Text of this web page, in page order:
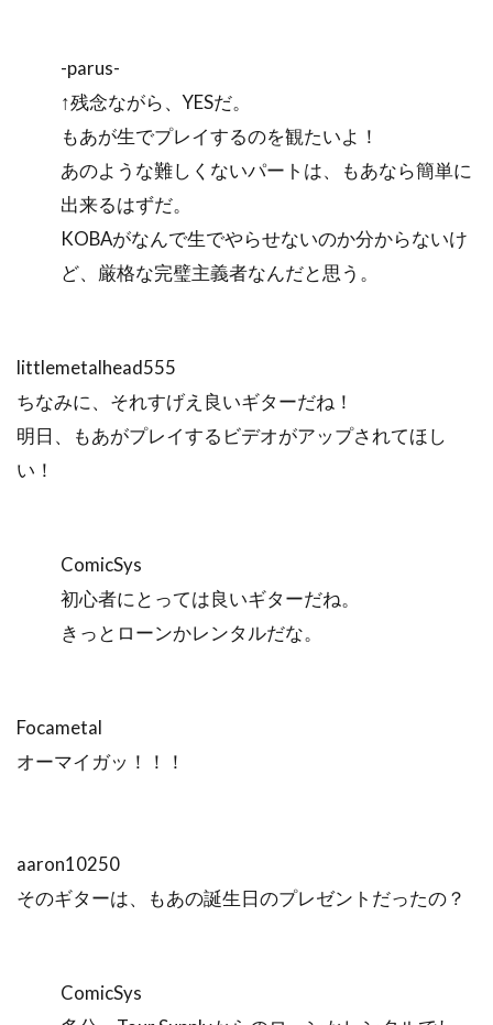
-parus-
↑残念ながら、YESだ。
もあが生でプレイするのを観たいよ！
あのような難しくないパートは、もあなら簡単に
出来るはずだ。
KOBAがなんで生でやらせないのか分からないけ
ど、厳格な完璧主義者なんだと思う。
littlemetalhead555
ちなみに、それすげえ良いギターだね！
明日、もあがプレイするビデオがアップされてほし
い！
ComicSys
初心者にとっては良いギターだね。
きっとローンかレンタルだな。
Focametal
オーマイガッ！！！
aaron10250
そのギターは、もあの誕生日のプレゼントだったの？
ComicSys